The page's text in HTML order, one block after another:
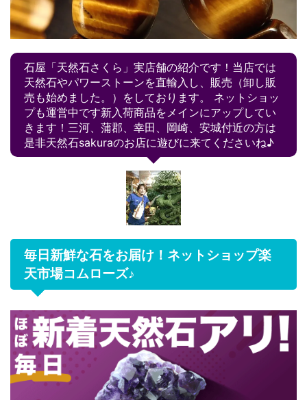
石屋「天然石さくら」実店舗の紹介です！当店では
天然石やパワーストーンを直輸入し、販売（卸し販
売も始めました。）をしております。 ネットショッ
プも運営中です新入荷商品をメインにアップしてい
きます！三河、蒲郡、幸田、岡崎、安城付近の方は
是非天然石sakuraのお店に遊びに来てくださいね♪
毎日新鮮な石をお届け！ネットショップ楽
天市場コムローズ♪